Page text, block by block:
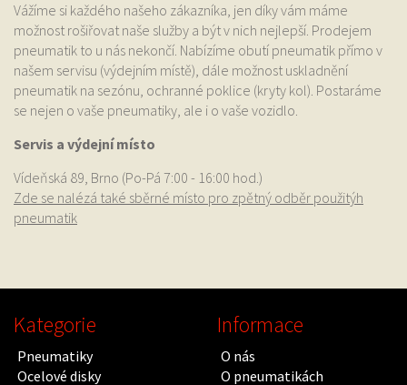
Vážíme si každého našeho zákazníka, jen díky vám máme
možnost rošiřovat naše služby a být v nich nejlepší. Prodejem
pneumatik to u nás nekončí. Nabízíme obutí pneumatik přímo v
našem servisu (výdejním místě), dále možnost uskladnění
pneumatik na sezónu, ochranné poklice (kryty kol). Postaráme
se nejen o vaše pneumatiky, ale i o vaše vozidlo.
Servis a výdejní místo
Vídeňská 89, Brno (Po-Pá 7:00 - 16:00 hod.)
Zde se nalézá také sběrné místo pro zpětný odběr použitýh
pneumatik
Kategorie
Pneumatiky
Ocelové disky
Informace
O nás
O pneumatikách